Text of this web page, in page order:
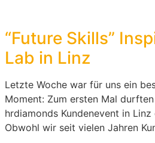
“Future Skills”
Lab in Linz
Letzte Woche war für uns ein
Moment: Zum ersten Mal
hrdiamonds Kundenevent in Linz
Obwohl wir seit vielen Jahren